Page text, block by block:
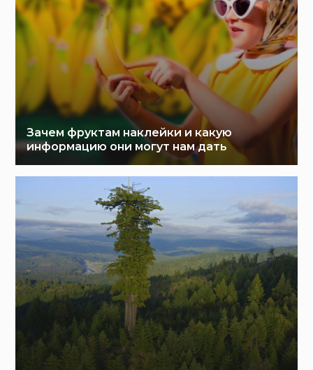
Зачем фруктам наклейки и какую
информацию они могут нам дать